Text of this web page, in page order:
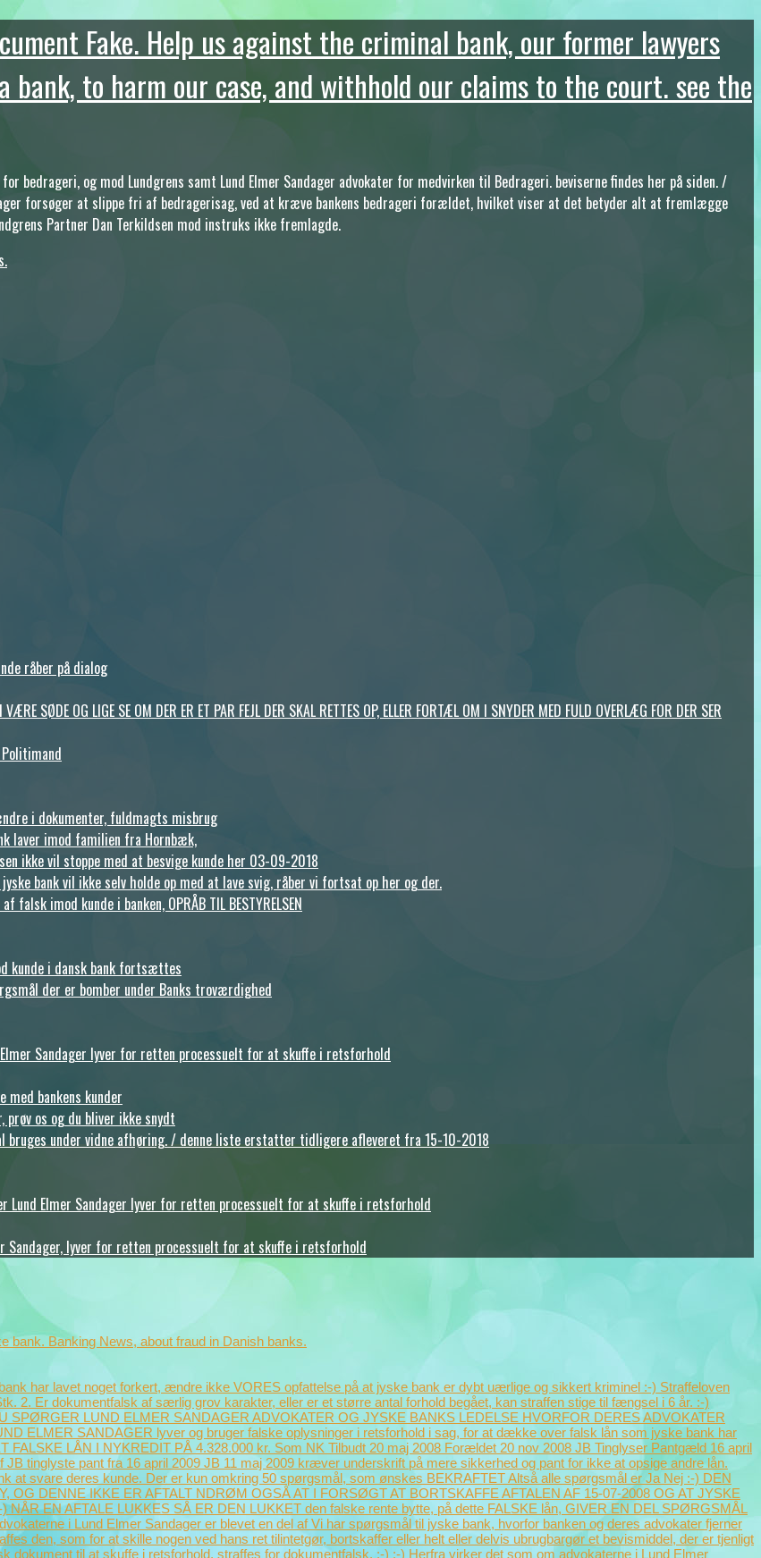
Fake. Help us against the criminal bank, our former lawyers
bank, to harm our case, and withhold our claims to the court. see the
og mod Lundgrens samt Lund Elmer Sandager advokater for medvirken til Bedrageri. beviserne findes her på siden. /
forsøger at slippe fri af bedragerisag, ved at kræve bankens bedrageri forældet, hvilket viser at det betyder alt at fremlægge
Partner Dan Terkildsen mod instruks ikke fremlagde.
råber på dialog
SØDE OG LIGE SE OM DER ER ET PAR FEJL DER SKAL RETTES OP, ELLER FORTÆL OM I SNYDER MED FULD OVERLÆG FOR DER SER
i dokumenter, fuldmagts misbrug
laver imod familien fra Hornbæk,
ikke vil stoppe med at besvige kunde her 03-09-2018
bank vil ikke selv holde op med at lave svig, råber vi fortsat op her og der.
imod kunde i banken, OPRÅB TIL BESTYRELSEN
kunde i dansk bank fortsættes
der er bomber under Banks troværdighed
Sandager lyver for retten processuelt for at skuffe i retsforhold
med bankens kunder
os og du bliver ikke snydt
under vidne afhøring. / denne liste erstatter tidligere afleveret fra 15-10-2018
Lund Elmer Sandager lyver for retten processuelt for at skuffe i retsforhold
Sandager, lyver for retten processuelt for at skuffe i retsforhold
bank. Banking News, about fraud in Danish banks.